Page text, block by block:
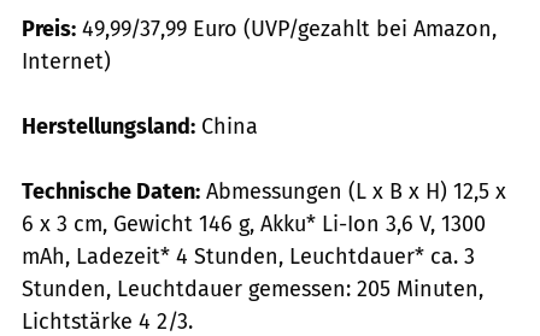
Preis: 49,99/37,99 Euro (UVP/gezahlt bei Amazon,
Internet)
Herstellungsland: China
Technische Daten: Abmessungen (L x B x H) 12,5 x
6 x 3 cm, Gewicht 146 g, Akku* Li-Ion 3,6 V, 1300
mAh, Ladezeit* 4 Stunden, Leuchtdauer* ca. 3
Stunden, Leuchtdauer gemessen: 205 Minuten,
Lichtstärke 4 2/3.